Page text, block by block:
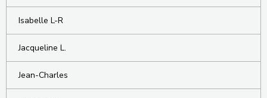
Isabelle L-R
Jacqueline L.
Jean-Charles